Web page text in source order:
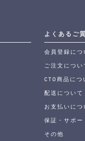
よくあるご
会員登録につ
ご注文につい
CTO商品につ
配送について
お支払いにつ
保証・サポー
その他